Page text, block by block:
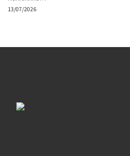
13/07/2026